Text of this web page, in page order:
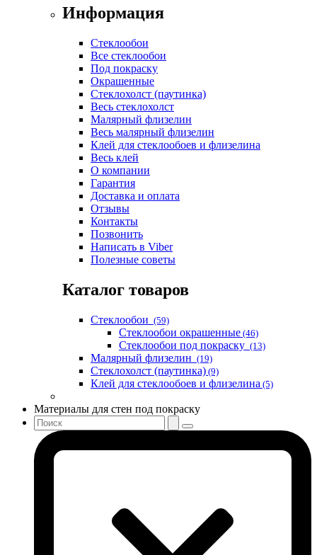
Информация
Стеклообои
Все стеклообои
Под покраску
Окрашенные
Стеклохолст (паутинка)
Весь стеклохолст
Малярный флизелин
Весь малярный флизелин
Клей для стеклообоев и флизелина
Весь клей
О компании
Гарантия
Доставка и оплата
Отзывы
Контакты
Позвонить
Написать в Viber
Полезные советы
Каталог товаров
Стеклообои (59)
Стеклообои окрашенные (46)
Стеклообои под покраску (13)
Малярный флизелин (19)
Стеклохолст (паутинка) (9)
Клей для стеклообоев и флизелина (5)
Материалы для стен под покраску